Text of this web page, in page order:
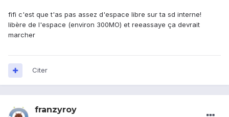
fifi c'est que t'as pas assez d'espace libre sur ta sd interne!
libère de l'espace (environ 300MO) et reeassaye ça devrait
marcher
Citer
franzyroy